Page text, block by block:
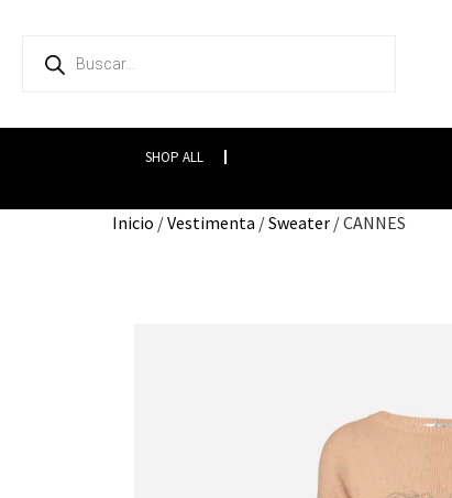
SHOP ALL
Inicio /Vestimenta /Sweater / CANNES